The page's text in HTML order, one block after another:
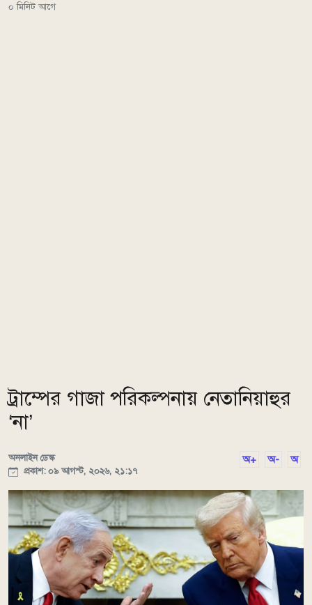
০ মিনিট আগে
ট্রাম্পের গাজা পরিকল্পনায় নেতানিয়াহুর
‘না’
অনলাইন ডেস্ক
প্রকাশ: ০৯ আগস্ট, ২০২৬, ২১:১৭
অ+ অ- অ